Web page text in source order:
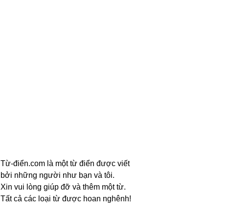
Từ-điển.com là một từ điển được viết
bởi những người như bạn và tôi.
Xin vui lòng giúp đỡ và thêm một từ.
Tất cả các loại từ được hoan nghênh!